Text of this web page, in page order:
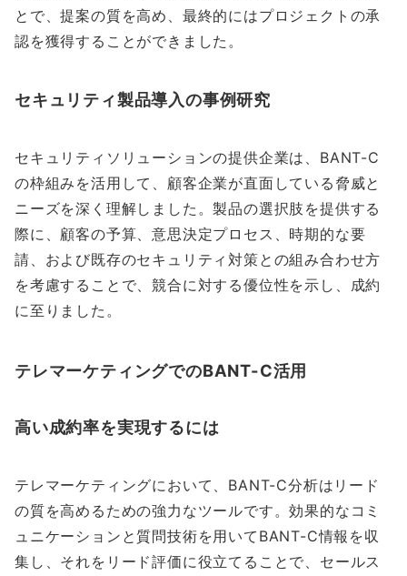
とで、提案の質を高め、最終的にはプロジェクトの承
認を獲得することができました。
セキュリティ製品導入の事例研究
セキュリティソリューションの提供企業は、BANT-C
の枠組みを活用して、顧客企業が直面している脅威と
ニーズを深く理解しました。製品の選択肢を提供する
際に、顧客の予算、意思決定プロセス、時期的な要
請、および既存のセキュリティ対策との組み合わせ方
を考慮することで、競合に対する優位性を示し、成約
に至りました。
テレマーケティングでのBANT-C活用
高い成約率を実現するには
テレマーケティングにおいて、BANT-C分析はリード
の質を高めるための強力なツールです。効果的なコミ
ュニケーションと質問技術を用いてBANT-C情報を収
集し、それをリード評価に役立てることで、セールス